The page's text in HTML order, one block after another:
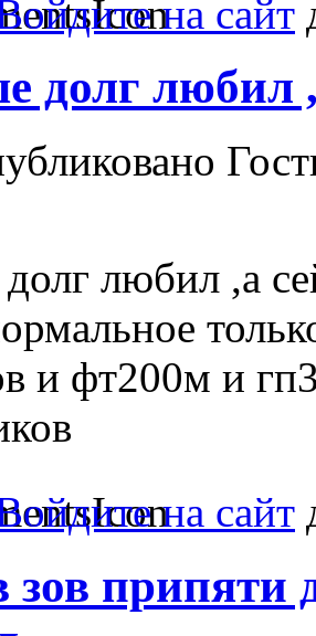
на сайт
долг любил
любил ,а
и фт200м и
на сайт
зов припяти